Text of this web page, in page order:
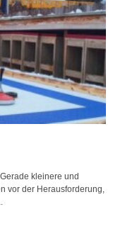
kleinere und
vor der Herausforderung,